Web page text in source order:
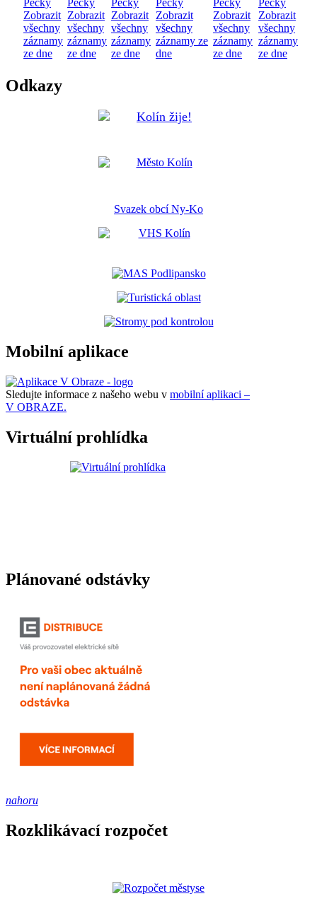
Pečky
Zobrazit
všechny
záznamy
ze dne
Pečky
Zobrazit
všechny
záznamy
ze dne
Pečky
Zobrazit
všechny
záznamy
ze dne
Pečky
Zobrazit
všechny
záznamy ze
dne
Pečky
Zobrazit
všechny
záznamy
ze dne
Pečky
Zobrazit
všechny
záznamy
ze dne
Odkazy
Svazek obcí Ny-Ko
Mobilní aplikace
Sledujte informace z našeho webu v mobilní aplikaci –
V OBRAZE.
Virtuální prohlídka
Plánované odstávky
nahoru
Rozklikávací rozpočet